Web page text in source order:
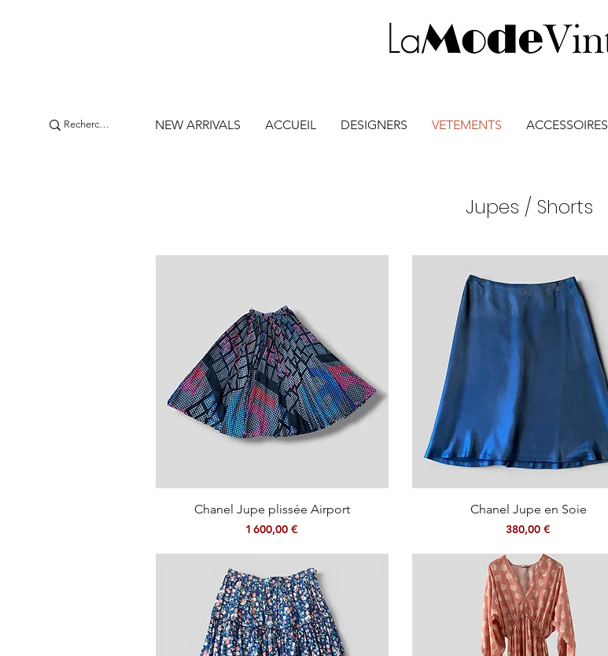
NEW ARRIVALS ACCUEIL DESIGNERS VETEMENTS ACCESSOIRES
Jupes / Shorts
Aperçu rapide
Chanel Jupe plissée Airport
Prix
1 600,00 €
Aperçu rapide
Chanel Jupe en Soie
Prix
380,00 €